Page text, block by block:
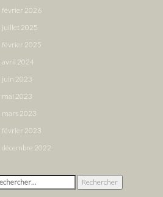
février 2026
juillet 2025
février 2025
avril 2024
juin 2023
mai 2023
mars 2023
février 2023
décembre 2022
: